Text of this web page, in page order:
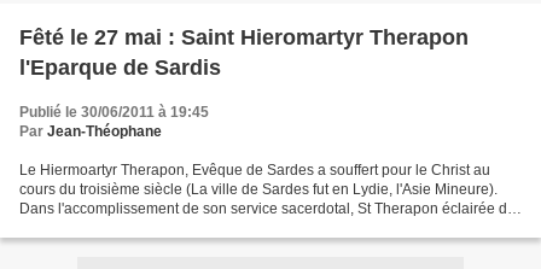
Fêté le 27 mai : Saint Hieromartyr Therapon
l'Eparque de Sardis
Publié le 30/06/2011 à 19:45
Par Jean-Théophane
Le Hiermoartyr Therapon, Evêque de Sardes a souffert pour le Christ au
cours du troisième siècle (La ville de Sardes fut en Lydie, l'Asie Mineure).
Dans l'accomplissement de son service sacerdotal, St Therapon éclairée de